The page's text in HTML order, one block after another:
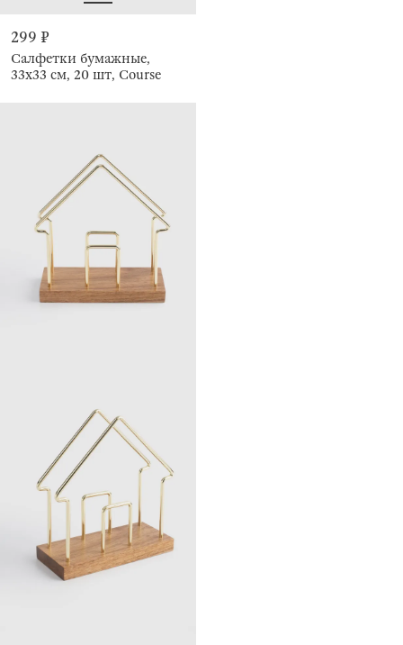
299 ₽
Салфетки бумажные,
33х33 см, 20 шт, Course